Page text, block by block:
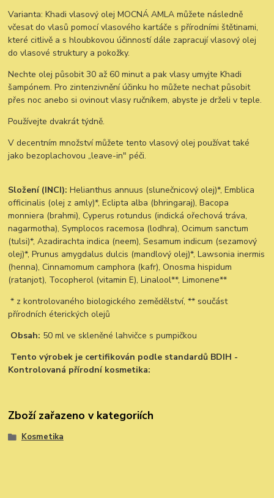
Varianta: Khadi vlasový olej MOCNÁ AMLA můžete následně
včesat do vlasů pomocí vlasového kartáče s přírodními štětinami,
které citlivě a s hloubkovou účinností dále zapracují vlasový olej
do vlasové struktury a pokožky.
Nechte olej působit 30 až 60 minut a pak vlasy umyjte Khadi
šampónem. Pro zintenzivnění účinku ho můžete nechat působit
přes noc anebo si ovinout vlasy ručníkem, abyste je drželi v teple.
Používejte dvakrát týdně.
V decentním množství můžete tento vlasový olej používat také
jako bezoplachovou „leave-in" péči.
Složení (INCI): Helianthus annuus (slunečnicový olej)*, Emblica
officinalis (olej z amly)*, Eclipta alba (bhringaraj), Bacopa
monniera (brahmi), Cyperus rotundus (indická ořechová tráva,
nagarmotha), Symplocos racemosa (lodhra), Ocimum sanctum
(tulsi)*, Azadirachta indica (neem), Sesamum indicum (sezamový
olej)*, Prunus amygdalus dulcis (mandlový olej)*, Lawsonia inermis
(henna), Cinnamomum camphora (kafr), Onosma hispidum
(ratanjot), Tocopherol (vitamin E), Linalool**, Limonene**
* z kontrolovaného biologického zemědělství, ** součást
přírodních éterických olejů
Obsah: 50 ml ve skleněné lahvičce s pumpičkou
Tento výrobek je certifikován podle standardů BDIH -
Kontrolovaná přírodní kosmetika:
Zboží zařazeno v kategoriích
Kosmetika